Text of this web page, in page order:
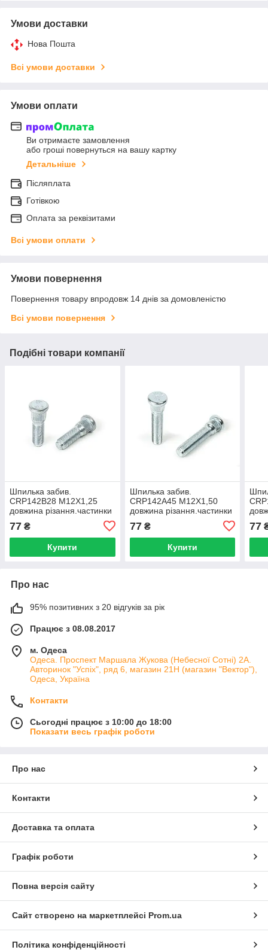
Умови доставки
Нова Пошта
Всі умови доставки
Умови оплати
Ви отримаєте замовлення
або гроші повернуться на вашу картку
Детальніше
Післяплата
Готівкою
Оплата за реквізитами
Всі умови оплати
Умови повернення
Повернення товару впродовж 14 днів за домовленістю
Всі умови повернення
Подібні товари компанії
Шпилька забив.
CRP142B28 M12X1,25
довжина різання.частинки
77 ₴
Купити
Шпилька забив.
CRP142A45 M12X1,50
довжина різання.частинки
77₴
Купити
77
Про нас
95% позитивних з 20 відгуків за рік
Працює з 08.08.2017
м. Одеса
Одеса. Проспект Маршала Жукова (Небесної Сотні) 2А.
Авторинок "Успіх", ряд 6, магазин 21Н (магазин "Вектор"),
Одеса, Україна
Контакти
Сьогодні працює з 10:00 до 18:00
Показати весь графік роботи
Про нас
Контакти
Доставка та оплата
Графік роботи
Повна версія сайту
Сайт створено на маркетплейсі Prom.ua
Політика конфіденційності